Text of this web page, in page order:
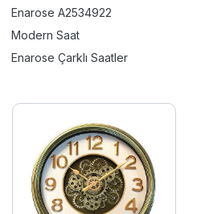
Enarose A2534922
Modern Saat
Enarose Çarklı Saatler